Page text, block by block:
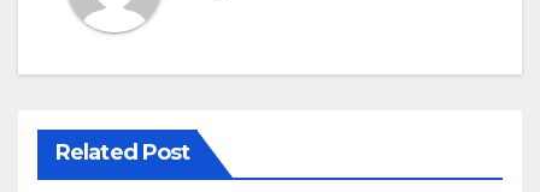
Related Post